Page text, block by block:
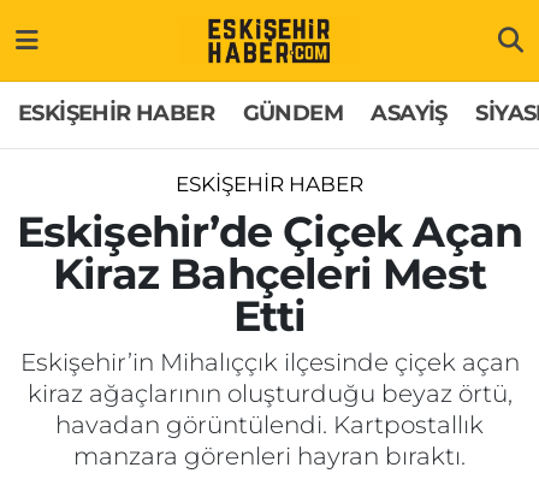
ESKİŞEHİR HABER GÜNDEM ASAYİŞ
ESKİŞEHİR HABER
Eskişehir’de Çiçek Açan
Kiraz Bahçeleri Mest
Etti
Eskişehir’in Mihalıççık ilçesinde çiçek açan
kiraz ağaçlarının oluşturduğu beyaz örtü,
havadan görüntülendi. Kartpostallık
manzara görenleri hayran bıraktı.
GÜNDEM
ASAYİŞ
SİYASET
SAĞLIK
EĞİTİM
Hakkımızda
İletişim
Künye
Odunpazarı Trafik Yoğunluk Haritası
Süper Lig Puan Durumu ve Fikstür
Tüm Manşetler
Son Dakika Haberleri
Haber Arşivi